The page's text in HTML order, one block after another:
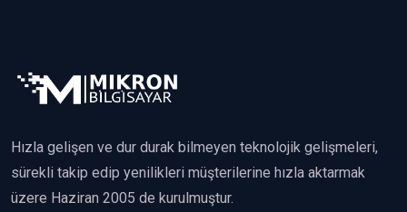
Hızla gelişen ve dur durak bilmeyen teknolojik gelişmeleri,
sürekli takip edip yenilikleri müşterilerine hızla aktarmak
üzere Haziran 2005 de kurulmuştur.